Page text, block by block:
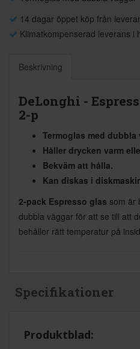
14 dagar öppet köp från
Klimatkompenserad leverans i
Beskrivning
DeLonghi -
2-p
Termoglas med dubbla
Håller drycken varm
Bekväm att hålla.
Kan diskas i
2-pack Espresso glas som är
dubbla väggar för att se till att
behåller rätt temperatur på
Specifikationer
Produktblad: